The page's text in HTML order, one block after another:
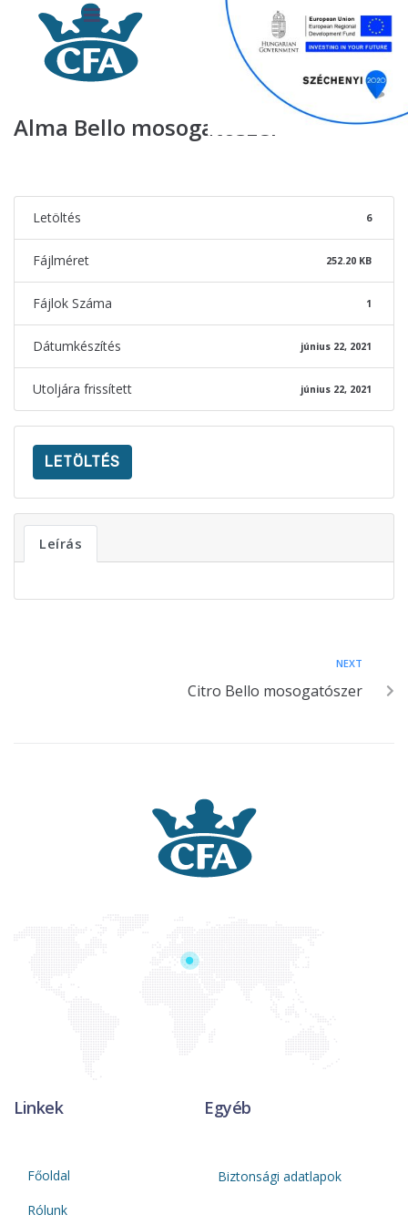
Alma Bello mosogatószer
Letöltés 6
Fájlméret 252.20 KB
Fájlok Száma 1
Dátumkészítés június 22, 2021
Utoljára frissített június 22, 2021
LETÖLTÉS
Leírás
NEXT
Citro Bello mosogatószer
Linkek
Főoldal
Rólunk
Egyéb
Biztonsági adatlapok